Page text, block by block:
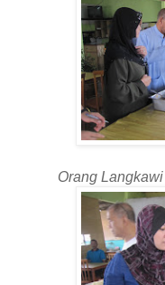
Orang